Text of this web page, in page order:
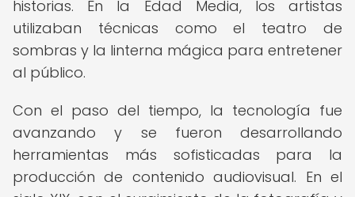
historias. En la Edad Media, los artistas
utilizaban técnicas como el teatro de
sombras y la linterna mágica para entretener
al público.
Con el paso del tiempo, la tecnología fue
avanzando y se fueron desarrollando
herramientas más sofisticadas para la
producción de contenido audiovisual. En el